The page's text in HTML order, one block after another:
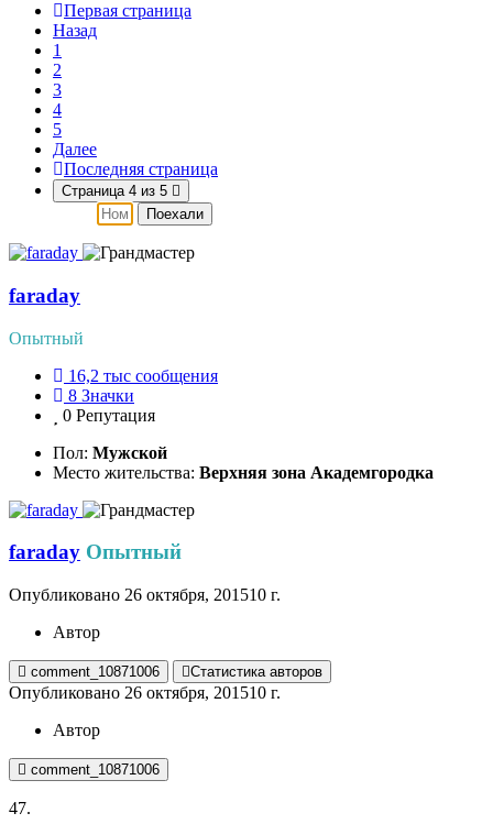
Первая страница
Назад
1
2
3
4
5
Далее
Последняя страница
Страница 4 из 5
Поехали
faraday
Опытный
16,2 тыс сообщения
8 Значки
0 Репутация
Пол: Мужской
Место жительства: Верхняя зона Академгородка
faraday Опытный
Опубликовано 26 октября, 201510 г.
Автор
comment_10871006 Статистика авторов
Опубликовано 26 октября, 201510 г.
Автор
comment_10871006
47.